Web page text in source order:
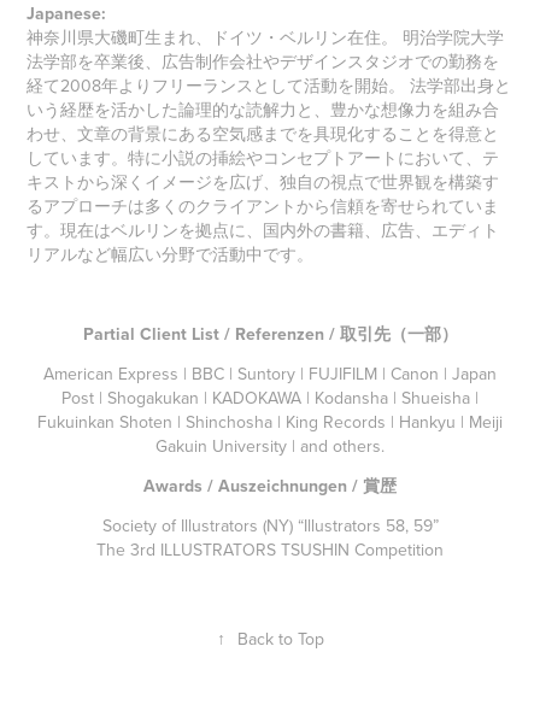
Japanese:
神奈川県大磯町生まれ、ドイツ・ベルリン在住。 明治学院大学
法学部を卒業後、広告制作会社やデザインスタジオでの勤務を
経て2008年よりフリーランスとして活動を開始。 法学部出身と
いう経歴を活かした論理的な読解力と、豊かな想像力を組み合
わせ、文章の背景にある空気感までを具現化することを得意と
しています。特に小説の挿絵やコンセプトアートにおいて、テ
キストから深くイメージを広げ、独自の視点で世界観を構築す
るアプローチは多くのクライアントから信頼を寄せられていま
す。現在はベルリンを拠点に、国内外の書籍、広告、エディト
リアルなど幅広い分野で活動中です。
Partial Client List / Referenzen / 取引先（一部）
American Express | BBC | Suntory | FUJIFILM | Canon | Japan
Post | Shogakukan | KADOKAWA | Kodansha | Shueisha |
Fukuinkan Shoten | Shinchosha | King Records | Hankyu | Meiji
Gakuin University | and others.
Awards / Auszeichnungen / 賞歴
Society of Illustrators (NY) “Illustrators 58, 59”
The 3rd ILLUSTRATORS TSUSHIN Competition
↑ Back to Top